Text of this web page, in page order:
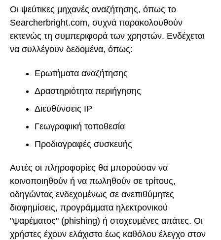
Οι ψεύτικες μηχανές αναζήτησης, όπως το
Searcherbright.com, συχνά παρακολουθούν
εκτενώς τη συμπεριφορά των χρηστών. Ενδέχεται
να συλλέγουν δεδομένα, όπως:
Ερωτήματα αναζήτησης
Δραστηριότητα περιήγησης
Διευθύνσεις IP
Γεωγραφική τοποθεσία
Προδιαγραφές συσκευής
Αυτές οι πληροφορίες θα μπορούσαν να
κοινοποιηθούν ή να πωληθούν σε τρίτους,
οδηγώντας ενδεχομένως σε ανεπιθύμητες
διαφημίσεις, προγράμματα ηλεκτρονικού
"ψαρέματος" (phishing) ή στοχευμένες απάτες. Οι
χρήστες έχουν ελάχιστο έως καθόλου έλεγχο στον